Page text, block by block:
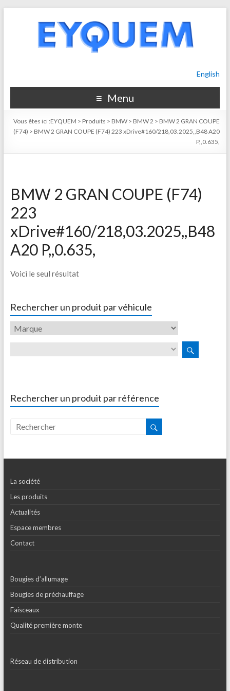
English
Menu
Vous êtes ici :EYQUEM > Produits > BMW > BMW 2 > BMW 2 GRAN COUPE
(F74) > BMW 2 GRAN COUPE (F74) 223 xDrive#160/218,03.2025,,B48 A20
P,,0.635,
BMW 2 GRAN COUPE (F74)
223
xDrive#160/218,03.2025,,B48
A20 P,,0.635,
Voici le seul résultat
Rechercher un produit par véhicule
Rechercher un produit par référence
La société
Les produits
Actualités
Espace membres
Contact
Bougies d’allumage
Bougies de préchauffage
Faisceaux
Qualité première monte
Réseau de distribution